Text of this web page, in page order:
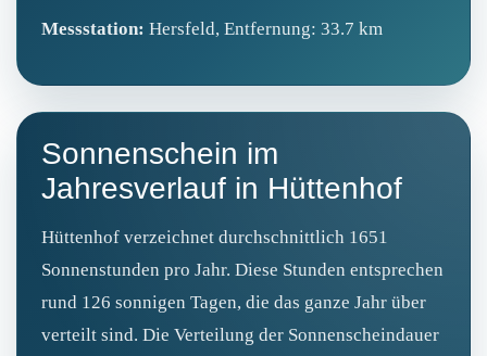
Messstation: Hersfeld, Entfernung: 33.7 km
Sonnenschein im
Jahresverlauf in Hüttenhof
Hüttenhof verzeichnet durchschnittlich 1651
Sonnenstunden pro Jahr. Diese Stunden entsprechen
rund 126 sonnigen Tagen, die das ganze Jahr über
verteilt sind. Die Verteilung der Sonnenscheindauer